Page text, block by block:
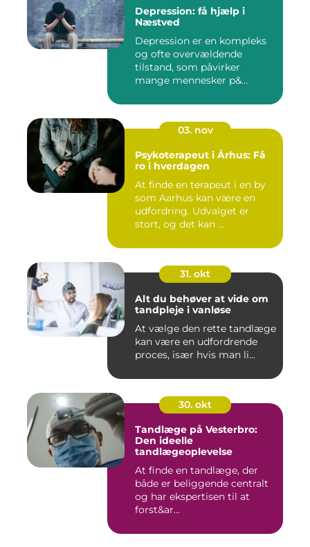
Depression: få hjælp i
Næstved
Depression er en kompleks
og ofte overvældende
tilstand, som påvirker
mange mennesker p&...
03. nov
Psykoterapeut i Århus: Få
ro i hverdagen
At finde en terapeut i en by
som Aarhus kan være en
udfordring. Udvalget er
stort, og det kan ...
31. okt
Alt du behøver at vide om
tandpleje i vanløse
At vælge den rette tandlæge
kan være en udfordrende
proces, især hvis man li...
30. okt
Tandlæge på Vesterbro:
Den ideelle
tandlægeoplevelse
At finde en tandlæge, der
både er beliggende centralt
og har ekspertisen til at
forst&ar...